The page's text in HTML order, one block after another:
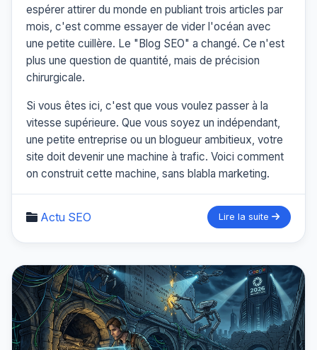
espérer attirer du monde en publiant trois articles par
mois, c'est comme essayer de vider l'océan avec
une petite cuillère. Le "Blog SEO" a changé. Ce n'est
plus une question de quantité, mais de précision
chirurgicale.
Si vous êtes ici, c'est que vous voulez passer à la
vitesse supérieure. Que vous soyez un indépendant,
une petite entreprise ou un blogueur ambitieux, votre
site doit devenir une machine à trafic. Voici comment
on construit cette machine, sans blabla marketing.
Actu SEO Lire la suite